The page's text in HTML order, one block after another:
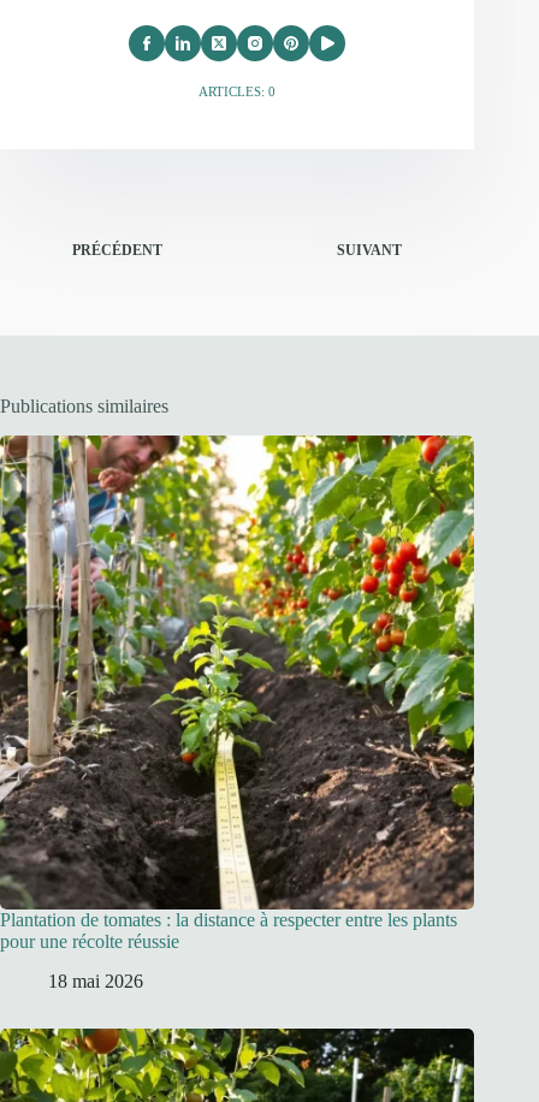
ARTICLES: 0
PRÉCÉDENT SUIVANT
Publications similaires
Plantation de tomates : la distance à respecter entre les plants
pour une récolte réussie
18 mai 2026